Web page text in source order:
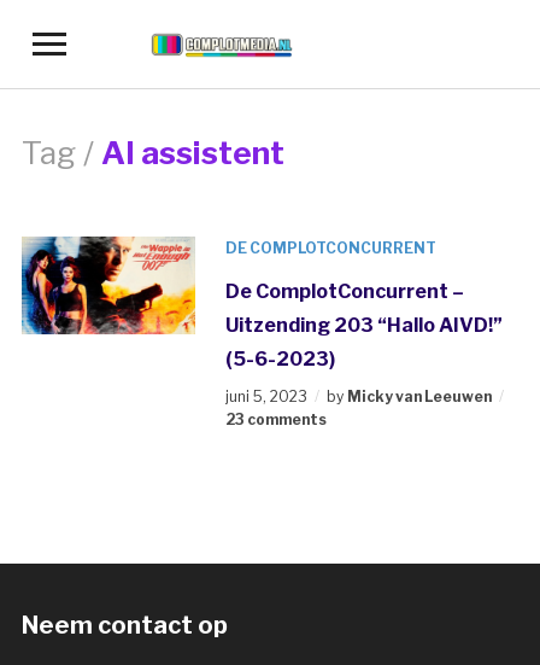
Toggle
navigation
Tag / AI assistent
DE COMPLOTCONCURRENT
De ComplotConcurrent –
Uitzending 203 “Hallo AIVD!”
(5-6-2023)
juni 5, 2023 by Micky van Leeuwen
23 comments
Neem contact op